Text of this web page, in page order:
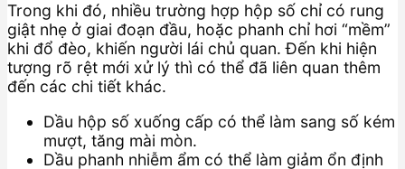
Trong khi đó, nhiều trường hợp hộp số chỉ có rung
giật nhẹ ở giai đoạn đầu, hoặc phanh chỉ hơi “mềm”
khi đổ đèo, khiến người lái chủ quan. Đến khi hiện
tượng rõ rệt mới xử lý thì có thể đã liên quan thêm
đến các chi tiết khác.
Dầu hộp số xuống cấp có thể làm sang số kém
mượt, tăng mài mòn.
Dầu phanh nhiễm ẩm có thể làm giảm ổn định